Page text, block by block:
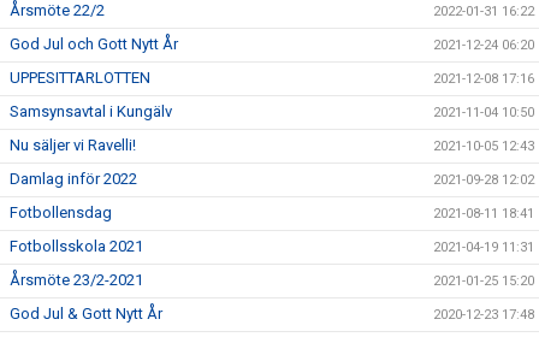
Årsmöte 22/2 2022-01-31 16:22
God Jul och Gott Nytt År 2021-12-24 06:20
UPPESITTARLOTTEN 2021-12-08 17:16
Samsynsavtal i Kungälv 2021-11-04 10:50
Nu säljer vi Ravelli! 2021-10-05 12:43
Damlag inför 2022 2021-09-28 12:02
Fotbollensdag 2021-08-11 18:41
Fotbollsskola 2021 2021-04-19 11:31
Årsmöte 23/2-2021 2021-01-25 15:20
God Jul & Gott Nytt År 2020-12-23 17:48